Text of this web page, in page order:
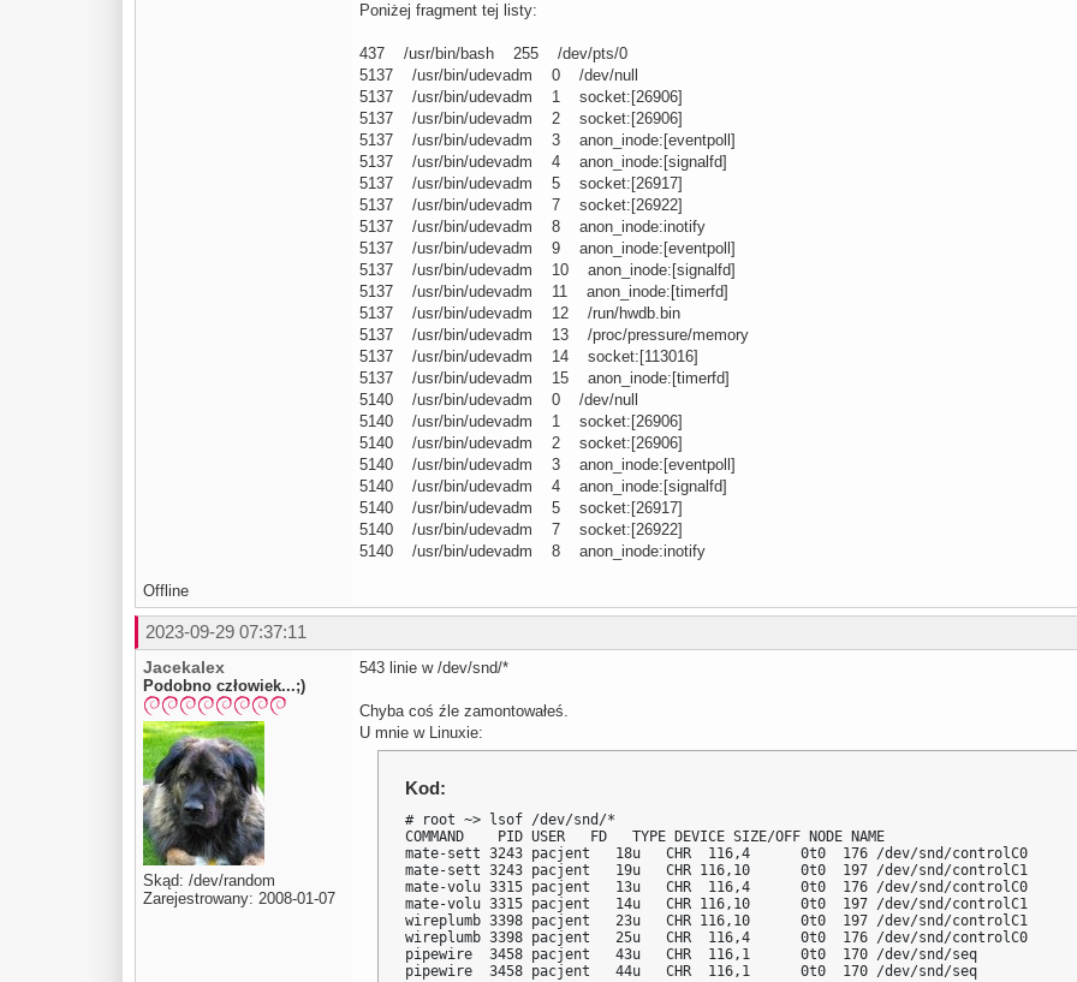
Poniżej fragment tej listy:
437 /usr/bin/bash 255 /dev/pts/0
5137 /usr/bin/udevadm 0 /dev/null
5137 /usr/bin/udevadm 1 socket:[26906]
5137 /usr/bin/udevadm 2 socket:[26906]
5137 /usr/bin/udevadm 3 anon_inode:[eventpoll]
5137 /usr/bin/udevadm 4 anon_inode:[signalfd]
5137 /usr/bin/udevadm 5 socket:[26917]
5137 /usr/bin/udevadm 7 socket:[26922]
5137 /usr/bin/udevadm 8 anon_inode:inotify
5137 /usr/bin/udevadm 9 anon_inode:[eventpoll]
5137 /usr/bin/udevadm 10 anon_inode:[signalfd]
5137 /usr/bin/udevadm 11 anon_inode:[timerfd]
5137 /usr/bin/udevadm 12 /run/hwdb.bin
5137 /usr/bin/udevadm 13 /proc/pressure/memory
5137 /usr/bin/udevadm 14 socket:[113016]
5137 /usr/bin/udevadm 15 anon_inode:[timerfd]
5140 /usr/bin/udevadm 0 /dev/null
5140 /usr/bin/udevadm 1 socket:[26906]
5140 /usr/bin/udevadm 2 socket:[26906]
5140 /usr/bin/udevadm 3 anon_inode:[eventpoll]
5140 /usr/bin/udevadm 4 anon_inode:[signalfd]
5140 /usr/bin/udevadm 5 socket:[26917]
5140 /usr/bin/udevadm 7 socket:[26922]
5140 /usr/bin/udevadm 8 anon_inode:inotify
Offline
2023-09-29 07:37:11
Jacekalex
Podobno człowiek...;)
Skąd: /dev/random
Zarejestrowany: 2008-01-07
543 linie w /dev/snd/*
Chyba coś źle zamontowałeś.
U mnie w Linuxie:
Kod:
# root ~> lsof /dev/snd/*
COMMAND    PID USER   FD   TYPE DEVICE SIZE/OFF NODE NAME
mate-sett 3243 pacjent   18u   CHR  116,4      0t0  176 /dev/snd/controlC0
mate-sett 3243 pacjent   19u   CHR 116,10      0t0  197 /dev/snd/controlC1
mate-volu 3315 pacjent   13u   CHR  116,4      0t0  176 /dev/snd/controlC0
mate-volu 3315 pacjent   14u   CHR 116,10      0t0  197 /dev/snd/controlC1
wireplumb 3398 pacjent   23u   CHR 116,10      0t0  197 /dev/snd/controlC1
wireplumb 3398 pacjent   25u   CHR  116,4      0t0  176 /dev/snd/controlC0
pipewire  3458 pacjent   43u   CHR  116,1      0t0  170 /dev/snd/seq
pipewire  3458 pacjent   44u   CHR  116,1      0t0  170 /dev/snd/seq